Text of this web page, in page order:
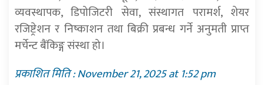
व्यवस्थापक, डिपोजिटरी सेवा, संस्थागत परामर्श, शेयर
रजिष्ट्रेशन र निष्काशन तथा बिक्री प्रबन्ध गर्ने अनुमती प्राप्त
मर्चेन्ट बैंकिङ्ग संस्था हो।
प्रकाशित मिति : November 21, 2025 at 1:52 pm